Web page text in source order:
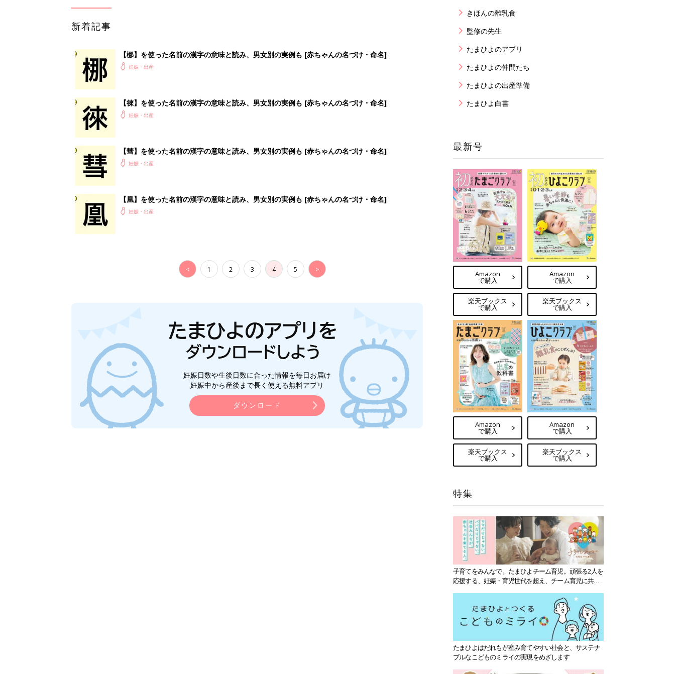
新着記事
【梛】を使った名前の漢字の意味と読み、男女別の実例も [赤ちゃんの名づけ・命名]
妊娠・出産
【徠】を使った名前の漢字の意味と読み、男女別の実例も [赤ちゃんの名づけ・命名]
妊娠・出産
【彗】を使った名前の漢字の意味と読み、男女別の実例も [赤ちゃんの名づけ・命名]
妊娠・出産
【凰】を使った名前の漢字の意味と読み、男女別の実例も [赤ちゃんの名づけ・命名]
妊娠・出産
< 1 2 3 4 5 >
妊娠日数や生後日数に合った情報を毎日お届け
妊娠中から産後まで長く使える無料アプリ
ダウンロード
きほんの離乳食
監修の先生
たまひよのアプリ
たまひよの仲間たち
たまひよの出産準備
たまひよ白書
最新号
Amazon
で購入
楽天ブックス
で購入
Amazon
で購入
楽天ブックス
で購入
Amazon
で購入
楽天ブックス
で購入
Amazon
で購入
楽天ブックス
で購入
特集
子育てをみんなで。たまひよチーム育児。頑張る2人を
応援する、妊娠・育児世代を超え、チーム育児に共感
たまひよはだれもが産み育てやすい社会と、サステナ
ブルなこどものミライの実現をめざします